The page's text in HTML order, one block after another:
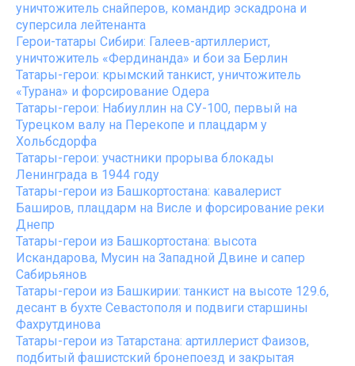
уничтожитель снайперов, командир эскадрона и
суперсила лейтенанта
Герои-татары Сибири: Галеев-артиллерист,
уничтожитель «Фердинанда» и бои за Берлин
Татары-герои: крымский танкист, уничтожитель
«Турана» и форсирование Одера
Татары-герои: Набиуллин на СУ-100, первый на
Турецком валу на Перекопе и плацдарм у
Хольбсдорфа
Татары-герои: участники прорыва блокады
Ленинграда в 1944 году
Татары-герои из Башкортостана: кавалерист
Баширов, плацдарм на Висле и форсирование реки
Днепр
Татары-герои из Башкортостана: высота
Искандарова, Мусин на Западной Двине и сапер
Сабирьянов
Татары-герои из Башкирии: танкист на высоте 129.6,
десант в бухте Севастополя и подвиги старшины
Фахрутдинова
Татары-герои из Татарстана: артиллерист Фаизов,
подбитый фашистский бронепоезд и закрытая